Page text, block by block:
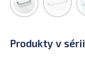
Produkty v sérii